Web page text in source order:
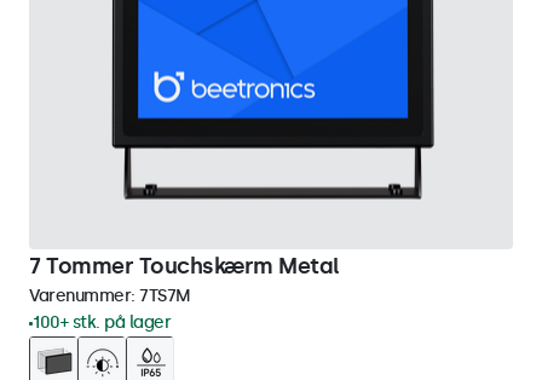
7 Tommer Touchskærm Metal
Varenummer: 7TS7M
100+ stk. på lager